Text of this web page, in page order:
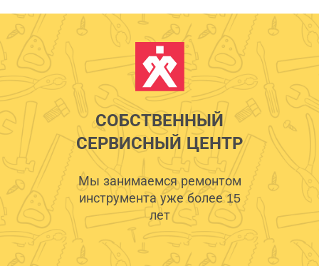
СОБСТВЕННЫЙ
СЕРВИСНЫЙ ЦЕНТР
Мы занимаемся ремонтом
инструмента уже более 15
лет